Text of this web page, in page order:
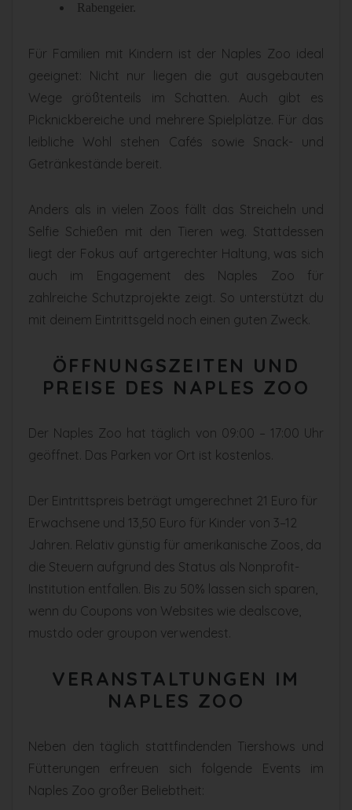
Rabengeier.
Für Familien mit Kindern ist der Naples Zoo ideal
geeignet: Nicht nur liegen die gut ausgebauten
Wege größtenteils im Schatten. Auch gibt es
Picknickbereiche und mehrere Spielplätze. Für das
leibliche Wohl stehen Cafés sowie Snack- und
Getränkestände bereit.
Anders als in vielen Zoos fällt das Streicheln und
Selfie Schießen mit den Tieren weg. Stattdessen
liegt der Fokus auf artgerechter Haltung, was sich
auch im Engagement des Naples Zoo für
zahlreiche Schutzprojekte zeigt. So unterstützt du
mit deinem Eintrittsgeld noch einen guten Zweck.
ÖFFNUNGSZEITEN UND
PREISE DES NAPLES ZOO
Der Naples Zoo hat täglich von 09:00 – 17:00 Uhr
geöffnet. Das Parken vor Ort ist kostenlos.
Der Eintrittspreis beträgt umgerechnet 21 Euro für
Erwachsene und 13,50 Euro für Kinder von 3–12
Jahren. Relativ günstig für amerikanische Zoos, da
die Steuern aufgrund des Status als Nonprofit-
Institution entfallen. Bis zu 50% lassen sich sparen,
wenn du Coupons von Websites wie dealscove,
mustdo oder groupon verwendest.
VERANSTALTUNGEN IM
NAPLES ZOO
Neben den täglich stattfindenden Tiershows und
Fütterungen erfreuen sich folgende Events im
Naples Zoo großer Beliebtheit: